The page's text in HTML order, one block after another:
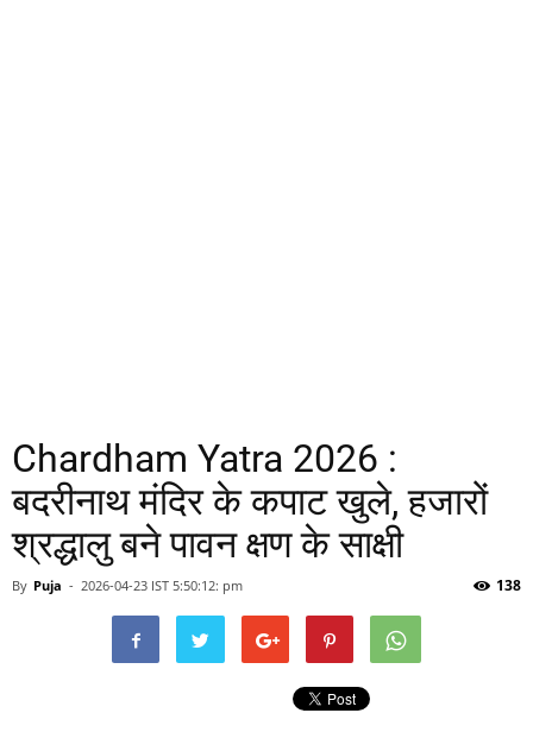
Chardham Yatra 2026 :
बदरीनाथ मंदिर के कपाट खुले, हजारों
श्रद्धालु बने पावन क्षण के साक्षी
By Puja - 2026-04-23 IST 5:50:12: pm 138